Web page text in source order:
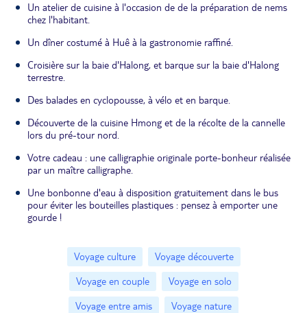
Un atelier de cuisine à l'occasion de de la préparation de nems
chez l'habitant.
Un dîner costumé à Huê à la gastronomie raffiné.
Croisière sur la baie d'Halong, et barque sur la baie d'Halong
terrestre.
Des balades en cyclopousse, à vélo et en barque.
Découverte de la cuisine Hmong et de la récolte de la cannelle
lors du pré-tour nord.
Votre cadeau : une calligraphie originale porte-bonheur réalisée
par un maître calligraphe.
Une bonbonne d'eau à disposition gratuitement dans le bus
pour éviter les bouteilles plastiques : pensez à emporter une
gourde !
Voyage culture
Voyage découverte
Voyage en couple
Voyage en solo
Voyage entre amis
Voyage nature